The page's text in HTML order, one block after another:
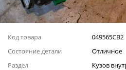
Код товара
049565СВ2
Состояние детали
Отличное
Раздел
Кузов